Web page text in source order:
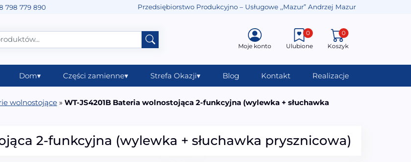
798 779 890 Przedsiębiorstwo Produkcyjno – Usługowe ,,Mazur” Andrzej Mazur
Moje konto Ulubione
0
Koszyk
0
Dom▾ Części zamienne▾ Strefa Okazji▾ Blog Kontakt Realizacje
wolnostojące » WT-JS4201B Bateria wolnostojąca 2-funkcyjna (wylewka + słuchawka
2-funkcyjna (wylewka + słuchawka prysznicowa)